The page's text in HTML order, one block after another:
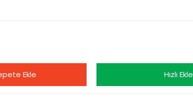
Ekle Hızlı Ekle